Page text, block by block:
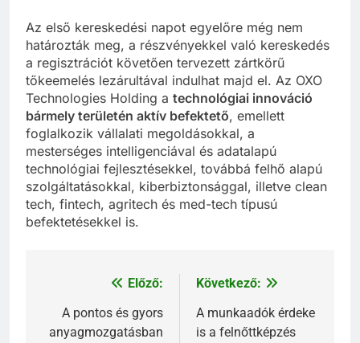
Az első kereskedési napot egyelőre még nem
határozták meg, a részvényekkel való kereskedés
a regisztrációt követően tervezett zártkörű
tőkeemelés lezárultával indulhat majd el. Az OXO
Technologies Holding a technológiai innováció
bármely területén aktív befektető, emellett
foglalkozik vállalati megoldásokkal, a
mesterséges intelligenciával és adatalapú
technológiai fejlesztésekkel, továbbá felhő alapú
szolgáltatásokkal, kiberbiztonsággal, illetve clean
tech, fintech, agritech és med-tech típusú
befektetésekkel is.
Bejegyzés
navigáció
Előző:
A pontos és gyors
anyagmozgatásban
Következő:
A munkaadók érdeke
is a felnőttképzés